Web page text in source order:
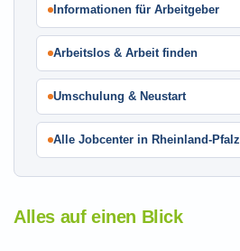
Informationen für Arbeitgeber
Arbeitslos & Arbeit finden
Umschulung & Neustart
Alle Jobcenter in Rheinland-Pfalz
Alles auf einen Blick